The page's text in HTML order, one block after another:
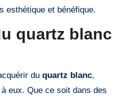
esthétique et bénéfique.
quartz blanc
du quartz blanc,
eux. Que ce soit dans des